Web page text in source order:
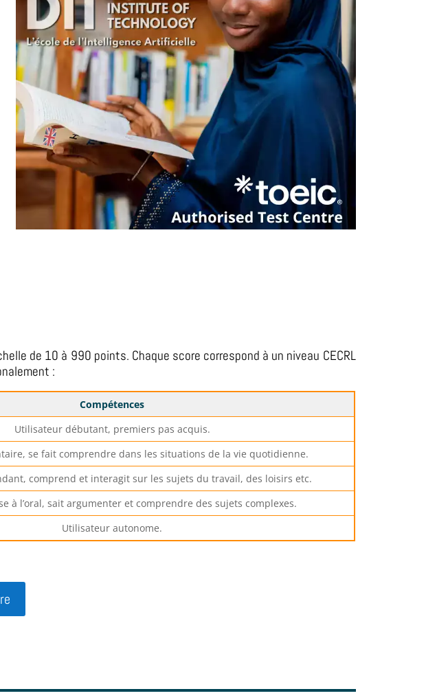
de 10 à 990 points. Chaque score correspond à un niveau CECRL
:
Compétences
Utilisateur débutant, premiers pas acquis.
se fait comprendre dans les situations de la vie quotidienne.
comprend et interagit sur les sujets du travail, des loisirs etc.
à l’oral, sait argumenter et comprendre des sujets complexes.
Utilisateur autonome.